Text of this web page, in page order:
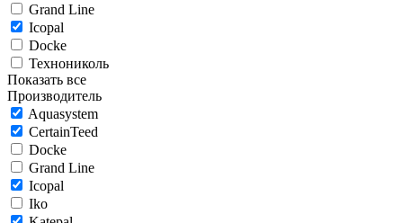
Grand Line
Icopal
Docke
Технониколь
Показать все
Производитель
Aquasystem
CertainTeed
Docke
Grand Line
Icopal
Iko